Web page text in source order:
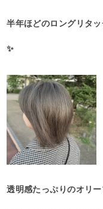
半年ほどのロングリタ
✨
透明感たっぷりのオリー